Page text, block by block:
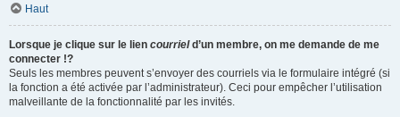
Haut
Lorsque je clique sur le lien courrield’un membre, on me demande de me
connecter !?
Seuls les membres peuvent s’envoyer des courriels via le formulaire intégré (si
la fonction a été activée par l’administrateur). Ceci pour empêcher l’utilisation
malveillante de la fonctionnalité par les invités.